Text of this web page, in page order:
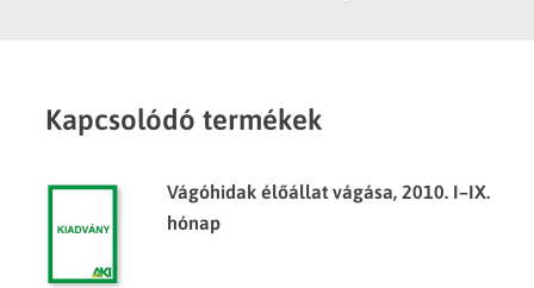
Kapcsolódó termékek
Vágóhidak élőállat vágása, 2010. I–IX.
hónap